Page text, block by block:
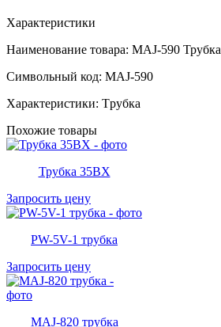
Характеристики
Наименование товара: MAJ-590 Трубка
Символьный код: MAJ-590
Характеристики: Тpубка
Похожие товары
Трубка 35BX
Запросить цену
PW-5V-1 трубка
Запросить цену
MAJ-820 трубка